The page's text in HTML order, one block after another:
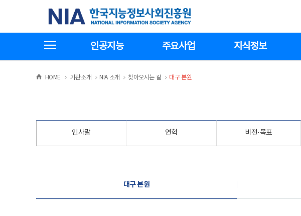
기
한국지능정보사회진흥원
인공지능 주요사업 지식정보
HOME >
기관소개 >NIA 소개 >
찾아오시는 길 >
대구 본원
인사말 연혁 비전·목표
대구 본원